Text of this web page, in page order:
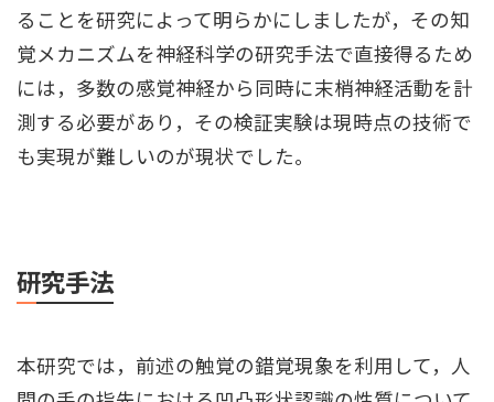
ることを研究によって明らかにしましたが，その知
覚メカニズムを神経科学の研究手法で直接得るため
には，多数の感覚神経から同時に末梢神経活動を計
測する必要があり，その検証実験は現時点の技術で
も実現が難しいのが現状でした。
研究手法
本研究では，前述の触覚の錯覚現象を利用して，人